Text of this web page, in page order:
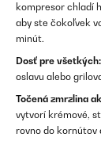
kompresor chladí
aby ste čokoľvek
minút.
Dosť pre všetkých:
oslavu alebo
Točená zmrzlina
vytvorí krémové,
rovno do kornútov